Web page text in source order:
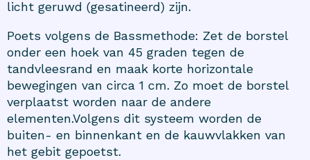
licht geruwd (gesatineerd) zijn.
Poets volgens de Bassmethode: Zet de borstel
onder een hoek van 45 graden tegen de
tandvleesrand en maak korte horizontale
bewegingen van circa 1 cm. Zo moet de borstel
verplaatst worden naar de andere
elementen.Volgens dit systeem worden de
buiten- en binnenkant en de kauwvlakken van
het gebit gepoetst.